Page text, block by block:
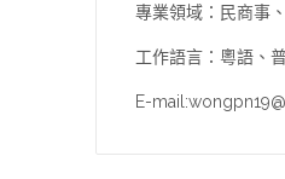
專業領域：民商事
工作語言：粵語、
E-